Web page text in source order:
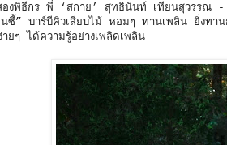
องพิธีกร พี่ ‘สกาย’ สุทธินันท์ เทียนสุวรรณ -
นซี้” บาร์บีคิวเสียบไม้ หอมๆ ทานเพลิน ยิ่งทา
ยๆ ได้ความรู้อย่างเพลิดเพลิน